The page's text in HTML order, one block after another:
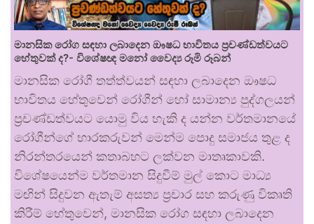
මානසික රෝග සඳහා ලබාදෙන ඖෂධ භාවිතය ප්‍රචණ්ඩත්වයට
හේතුවක් ද?- විශේෂඥ මනෝ වෛද්‍ය රූමි රූබන්
මානසික රෝගී තත්ත්වයන් සඳහා ලබාදෙන ඖෂධ
භාවිතය හේතුවෙන් රෝගීන් හෝ සාමාන්‍ය පුද්ගලයන්
ප්‍රචණ්ඩත්වයට යොමු විය හැකි ද යන්න වර්තමානයේ
රෝගීන්ගේ භාරකරුවන් මෙන්ම පොදු සමාජය තුළ ද
නිරන්තරයෙන් කතාබහට ලක්වන මාතෘකාවකි.
විශේෂයෙන්ම වර්තමාන සිදුවීම් මුල් කොට මාධ්‍ය
මඟින් සිදුවන ඇතැම් අසත්‍ය ප්‍රචාර සහ කරුණු විකෘති
කිරීම් හේතුවෙන්, මානසික රෝග සඳහා ලබාදෙන